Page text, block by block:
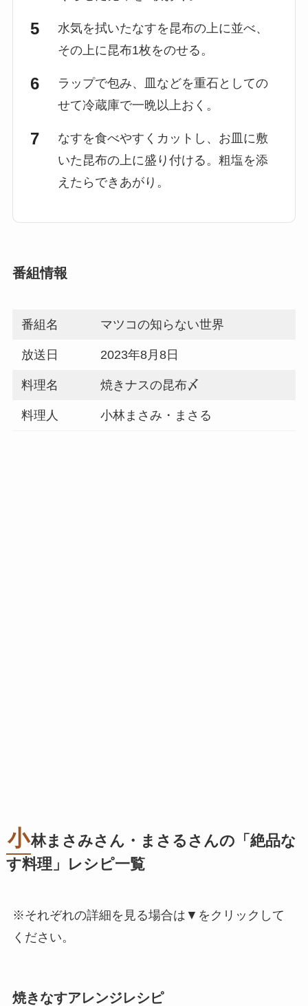
水気を拭いたなすを昆布の上に並べ、
その上に昆布1枚をのせる。
ラップで包み、皿などを重石としての
せて冷蔵庫で一晩以上おく。
なすを食べやすくカットし、お皿に敷
いた昆布の上に盛り付ける。粗塩を添
えたらできあがり。
番組情報
番組名 マツコの知らない世界
放送日 2023年8月8日
料理名 焼きナスの昆布〆
料理人 小林まさみ・まさる
小林まさみさん・まさるさんの「絶品な
す料理」レシピ一覧
※それぞれの詳細を見る場合は▼をクリックして
ください。
焼きなすアレンジレシピ